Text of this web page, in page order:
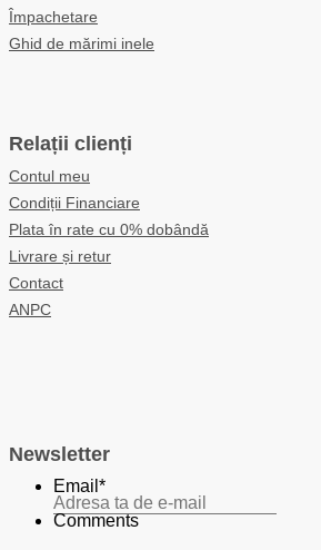
Împachetare
Ghid de mărimi inele
Relații clienți
Contul meu
Condiții Financiare
Plata în rate cu 0% dobândă
Livrare și retur
Contact
ANPC
Newsletter
Email *
Comments